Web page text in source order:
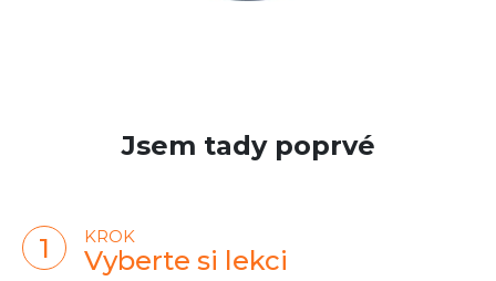
Jsem tady poprvé
KROK
Vyberte si lekci